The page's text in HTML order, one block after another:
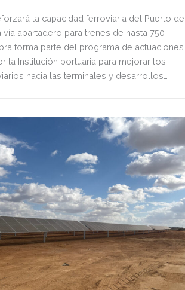
la capacidad ferroviaria del Puerto de
vía apartadero para trenes de hasta 750
forma parte del programa de actuaciones
la Institución portuaria para mejorar los
hacia las terminales y desarrollos